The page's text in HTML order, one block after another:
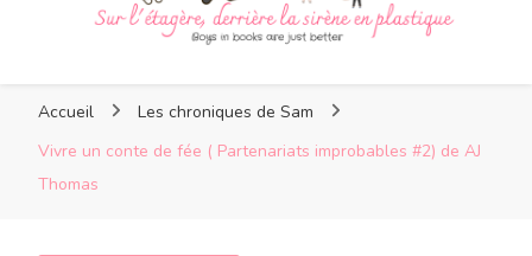
sirène en plastique
Accueil
Les chroniques de Sam
Vivre un conte de fée ( Partenariats improbables #2) de AJ
Thomas